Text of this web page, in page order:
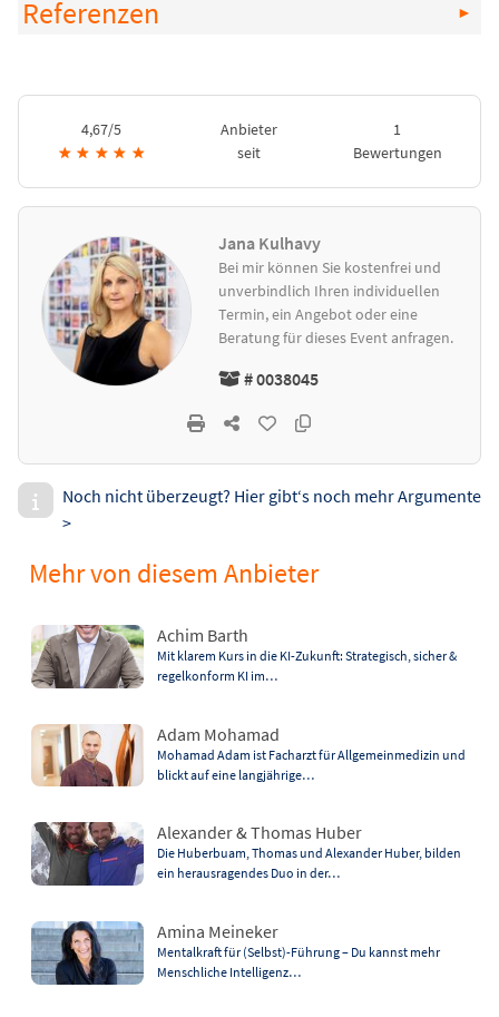
Referenzen
4,67/5
★ ★ ★ ★ ★
Anbieter
seit
1
Bewertungen
Jana Kulhavy
Bei mir können Sie kostenfrei und
unverbindlich Ihren individuellen
Termin, ein Angebot oder eine
Beratung für dieses Event anfragen.
# 0038045
Noch nicht überzeugt? Hier gibt‘s noch mehr Argumente
>
Mehr von diesem Anbieter
Achim Barth
Mit klarem Kurs in die KI-Zukunft: Strategisch, sicher &
regelkonform KI im…
Adam Mohamad
Mohamad Adam ist Facharzt für Allgemeinmedizin und
blickt auf eine langjährige…
Alexander & Thomas Huber
Die Huberbuam, Thomas und Alexander Huber, bilden
ein herausragendes Duo in der…
Amina Meineker
Mentalkraft für (Selbst)-Führung – Du kannst mehr
Menschliche Intelligenz…